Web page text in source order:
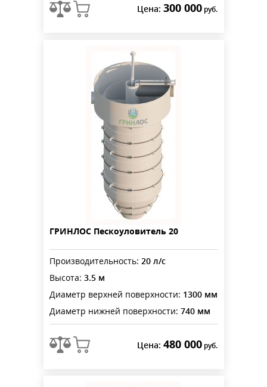
Цена: 300 000 руб.
ГРИНЛОС Пескоуловитель 20
Производительность: 20 л/с
Высота: 3.5 м
Диаметр верхней поверхности: 1300 мм
Диаметр нижней поверхности: 740 мм
Цена: 480 000 руб.